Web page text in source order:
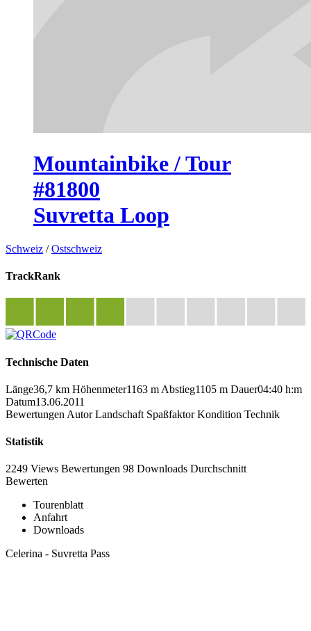
Mountainbike / Tour
#81800
Suvretta Loop
Schweiz /Ostschweiz
TrackRank
Technische Daten
Länge36,7 km Höhenmeter1163 m Abstieg1105 m Dauer04:40 h:m
Datum13.06.2011
Bewertungen Autor Landschaft Spaßfaktor Kondition Technik
Statistik
2249 Views Bewertungen 98 Downloads Durchschnitt
Bewerten
Tourenblatt
Anfahrt
Downloads
Celerina - Suvretta Pass